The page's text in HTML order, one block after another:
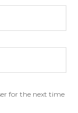
for the next time